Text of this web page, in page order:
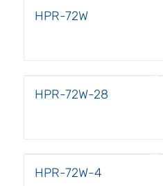
HPR-72W
HPR-72W-28
HPR-72W-4